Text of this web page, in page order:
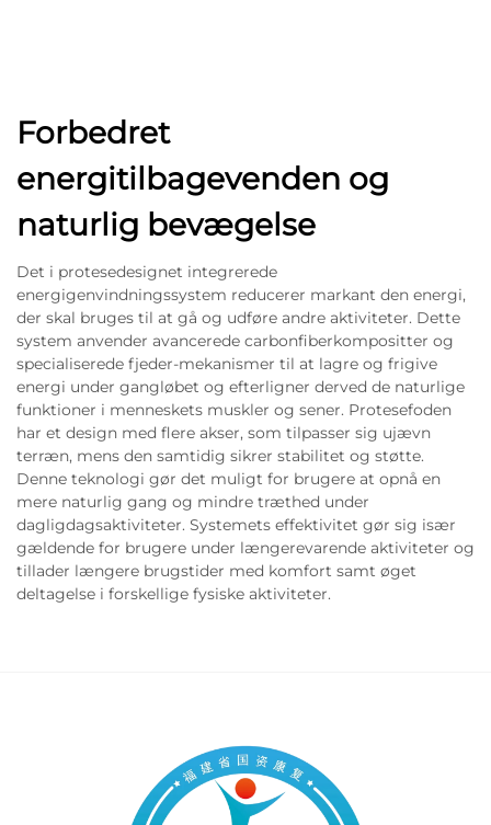
Forbedret
energitilbagevenden og
naturlig bevægelse
Det i protesedesignet integrerede
energigenvindningssystem reducerer markant den energi,
der skal bruges til at gå og udføre andre aktiviteter. Dette
system anvender avancerede carbonfiberkompositter og
specialiserede fjeder-mekanismer til at lagre og frigive
energi under gangløbet og efterligner derved de naturlige
funktioner i menneskets muskler og sener. Protesefoden
har et design med flere akser, som tilpasser sig ujævn
terræn, mens den samtidig sikrer stabilitet og støtte.
Denne teknologi gør det muligt for brugere at opnå en
mere naturlig gang og mindre træthed under
dagligdagsaktiviteter. Systemets effektivitet gør sig især
gældende for brugere under længerevarende aktiviteter og
tillader længere brugstider med komfort samt øget
deltagelse i forskellige fysiske aktiviteter.